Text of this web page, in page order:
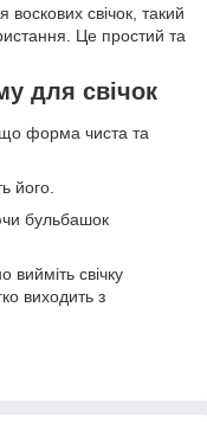
свічок, такий
Це простий та
для свічок
форма чиста та
його.
бульбашок
вийміть свічку
виходить з